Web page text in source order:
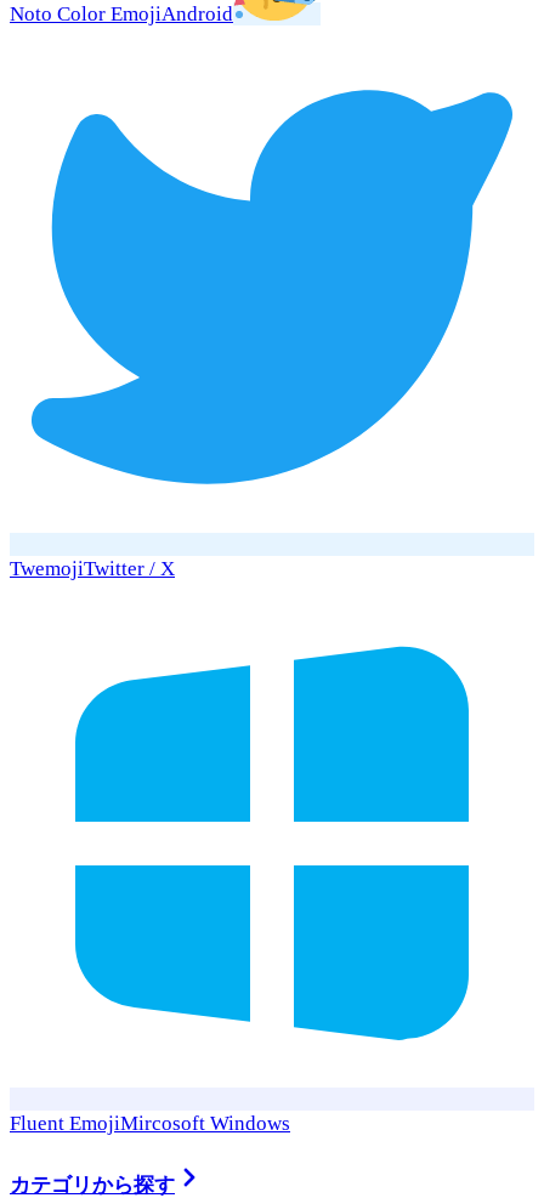
Noto Color EmojiAndroid
TwemojiTwitter / X
Fluent EmojiMircosoft Windows
カテゴリから探す